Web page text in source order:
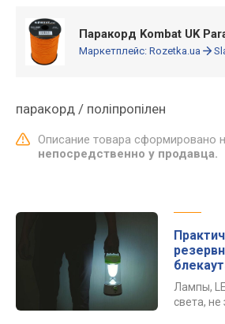
Паракорд Kombat UK
Маркетплейс: Rozetka.ua
паракорд / поліпропілен
Описание товара сформировано
непосредственно у продавца.
Лампы,
света,